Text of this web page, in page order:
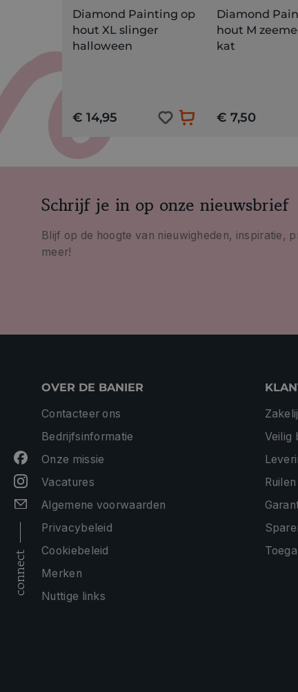
Diamond Painting op
hout XL slinger
halloween
€ 14,95
Diamond
hout M
kat
€ 7,50
Schrijf je in op onze nieuwsbrief
Blijf op de hoogte van nieuwigheden, inspiratie,
meer!
connect
OVER DE BANIER
Contacteer ons
Bedrijfsinformatie
Onze missie
Vacatures
Algemene voorwaarden
Privacybeleid
Cookiebeleid
Merken
Nuttige links
Veilig